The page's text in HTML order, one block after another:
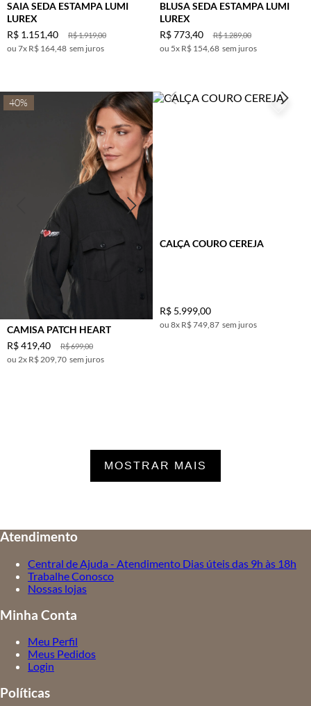
SAIA SEDA ESTAMPA LUMI
LUREX
R$1.919,00
R$ 1.151,40
7x R$ 164,48 sem juros
BLUSA SEDA ESTAMPA LUMI
LUREX
R$1.289,00
R$ 773,40
5x R$ 154,68 sem juros
40%
CAMISA PATCH HEART
R$699,00
R$419,40
2x R$ 209,70 sem juros
CALÇA COURO CEREJA
R$ 5.999,00
8x R$ 749,87 sem juros
MOSTRAR MAIS
Atendimento
Central de Ajuda - Atendimento Dias úteis das 9h às 18h
Trabalhe Conosco
Nossas lojas
Minha Conta
Meu Perfil
Meus Pedidos
Login
Políticas